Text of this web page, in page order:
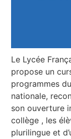
Le Lycée
propose un
programmes
nationale,
son ouverture
collège , les
plurilingue et